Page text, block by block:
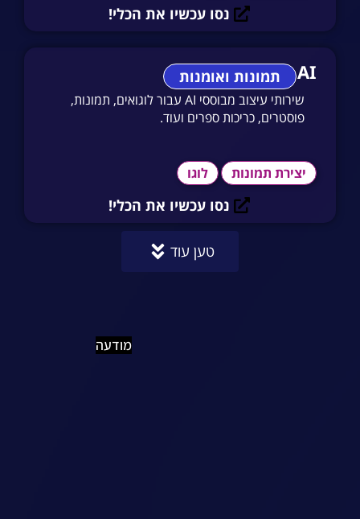
נסו עכשיו את הכלי!
תמונות ואומנות
StockImg AI
שירותי עיצוב מבוססי AI עבור לוגואים, תמונות,
פוסטרים, כריכות ספרים ועוד.
יצירת תמונות לוגו
נסו עכשיו את הכלי!
טען עוד
מודעה